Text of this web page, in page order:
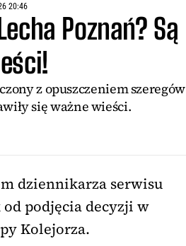
20:46
Poznań? Są
z opuszczeniem szeregów
się ważne wieści.
dziennikarza serwisu
podjęcia decyzji w
Kolejorza.